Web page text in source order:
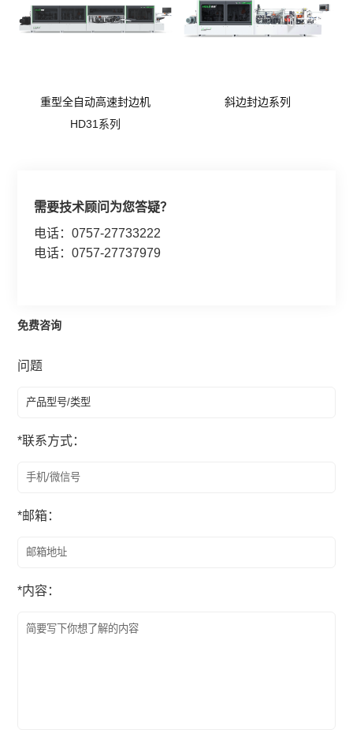
重型全自动高速封边机
HD31系列
斜边封边系列
需要技术顾问为您答疑？
电话：0757-27733222
电话：0757-27737979
免费咨询
问题
*联系方式：
*邮箱：
*内容：